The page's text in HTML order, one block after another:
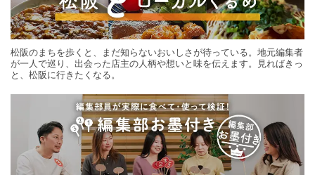
松阪のまちを歩くと、まだ知らないおいしさが待っている。地元編集者
が一人で巡り、出会った店主の人柄や想いと味を伝えます。見ればきっ
と、松阪に行きたくなる。